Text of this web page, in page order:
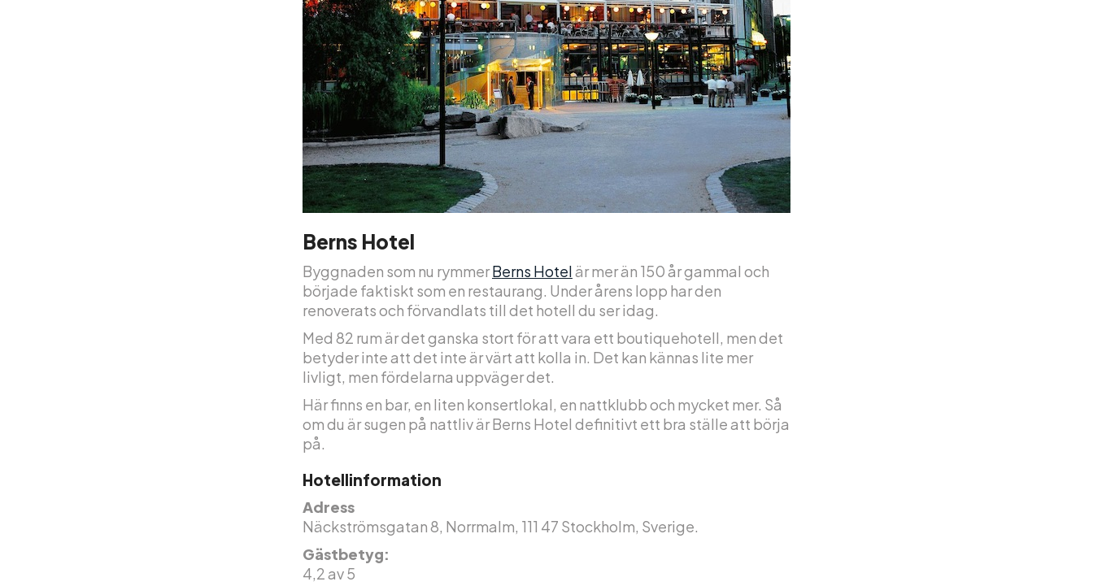
Berns Hotel
Byggnaden som nu rymmerBerns Hotelär mer än 150 år gammal och
började faktiskt som en restaurang. Under årens lopp har den
renoverats och förvandlats till det hotell du ser idag.
Med 82 rum är det ganska stort för att vara ett boutiquehotell, men det
betyder inte att det inte är värt att kolla in. Det kan kännas lite mer
livligt, men fördelarna uppväger det.
Här finns en bar, en liten konsertlokal, en nattklubb och mycket mer. Så
om du är sugen på nattliv är Berns Hotel definitivt ett bra ställe att börja
på.
Hotellinformation
Adress
Näckströmsgatan 8, Norrmalm, 111 47 Stockholm, Sverige.
Gästbetyg:
4,2 av 5